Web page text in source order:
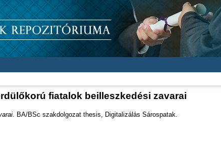
fiatalok beilleszkedési zavarai
BA/BSc szakdolgozat thesis, Digitalizálás Sárospatak.